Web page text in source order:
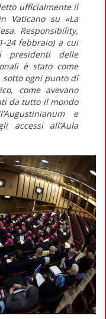
ufficialmente il
Vaticano su «La
Responsibility,
24 febbraio) a cui
presidenti delle
è stato come
sotto ogni punto di
come avevano
da tutto il mondo
e
accessi all’Aula